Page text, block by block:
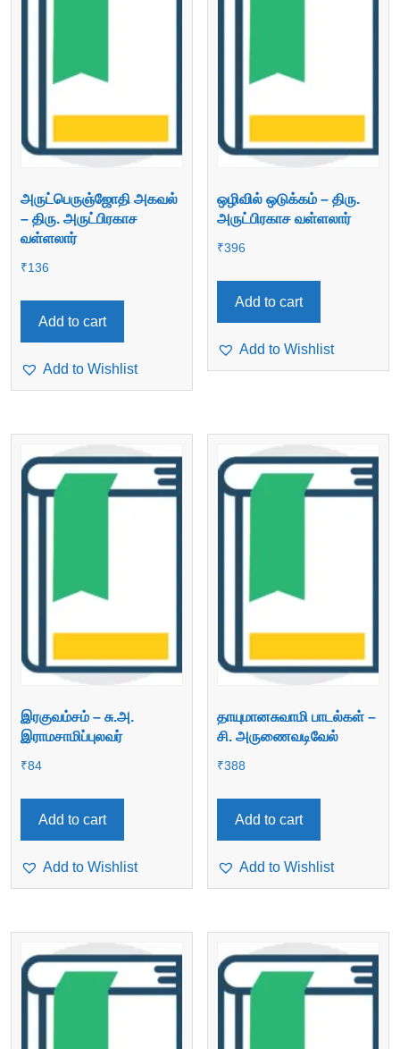
அருட்பெருஞ்ஜோதி அகவல்
– திரு. அருட்பிரகாச
வள்ளலார்
₹136
Add to cart
Add to Wishlist
ஒழிவில் ஒடுக்கம் – திரு.
அருட்பிரகாச வள்ளலார்
₹396
Add to cart
Add to Wishlist
இரகுவம்சம் – சு.அ.
இராமசாமிப்புலவர்
₹84
Add to cart
Add to Wishlist
தாயுமானசுவாமி பாடல்கள் –
சி. அருணைவடிவேல்
₹388
Add to cart
Add to Wishlist